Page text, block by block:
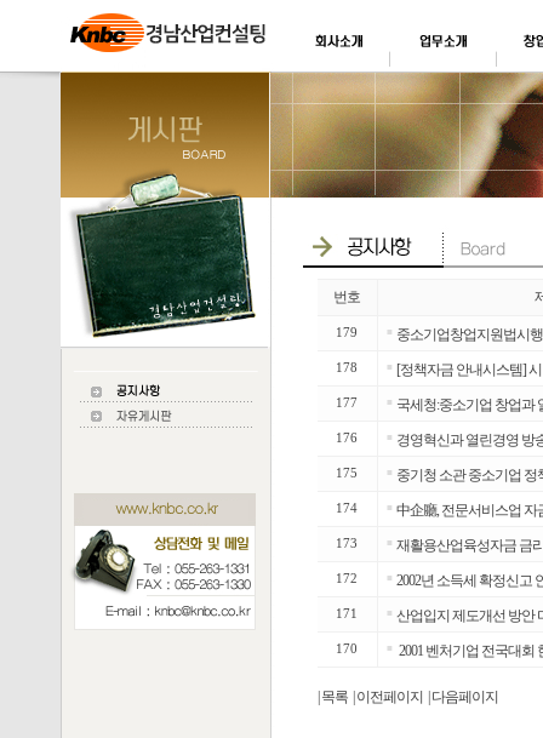
번호
179 ■ 중소기업창업지원법시
178 ■ [정책자금 안내시스템]
177 ■ 국세청:중소기업 창업과
176 ■ 경영혁신과 열린경영 방
175 ■ 중기청 소관 중소기업 정
174 ■ 中企廳, 전문서비스업 자
173 ■ 재활용산업육성자금 금
172 ■ 2002년 소득세 확정신고
171 ■ 산업입지 제도개선 방안
170 ■ 2001 벤처기업 전국대회
| 목록 | 이전페이지 | 다음페이지